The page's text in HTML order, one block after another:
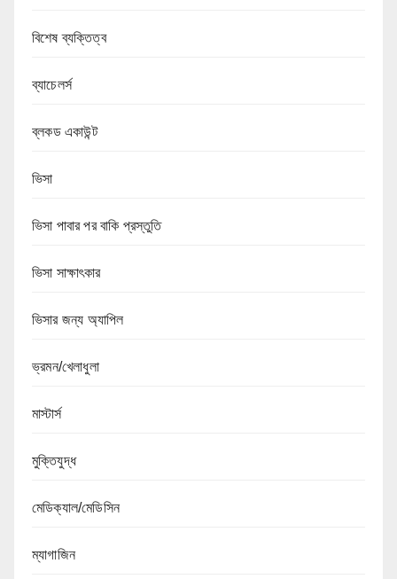
বিশেষ ব্যক্তিত্ব
ব্যাচেলর্স
ব্লকড একাউন্ট
ভিসা
ভিসা পাবার পর বাকি প্রস্তুতি
ভিসা সাক্ষাৎকার
ভিসার জন্য অ্যাপিল
ভ্রমন/খেলাধুলা
মাস্টার্স
মুক্তিযুদ্ধ
মেডিক্যাল/মেডিসিন
ম্যাগাজিন